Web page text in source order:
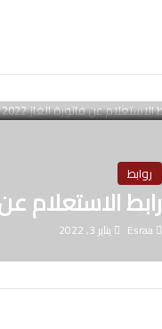
روابط
رابط الاستعلام عن
Esraa يناير 3, 2022